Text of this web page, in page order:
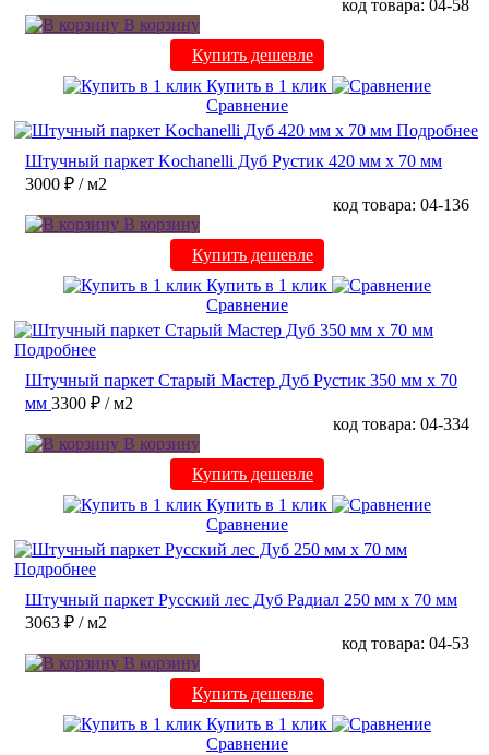
код товара: 04-58
В корзину
Купить дешевле
Купить в 1 клик
Сравнение
Подробнее
Штучный паркет Kochanelli Дуб Рустик 420 мм х 70 мм
3000 ₽ / м2
код товара: 04-136
В корзину
Купить дешевле
Купить в 1 клик
Сравнение
Подробнее
Штучный паркет Старый Мастер Дуб Рустик 350 мм х 70
мм 3300 ₽ / м2
код товара: 04-334
В корзину
Купить дешевле
Купить в 1 клик
Сравнение
Подробнее
Штучный паркет Русский лес Дуб Радиал 250 мм х 70 мм
3063 ₽ / м2
код товара: 04-53
В корзину
Купить дешевле
Купить в 1 клик
Сравнение